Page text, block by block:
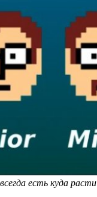
есть куда расти